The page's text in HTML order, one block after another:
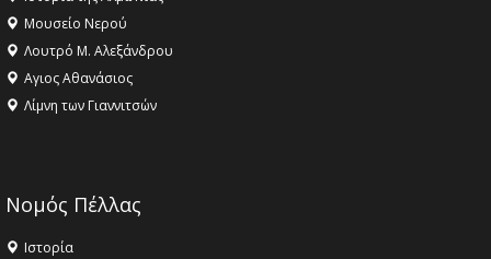
Μουσείο Νερού
Λουτρό Μ. Αλεξάνδρου
Αγιος Αθανάσιος
Λίμνη των Γιαννιτσών
Νομός Πέλλας
Ιστορία